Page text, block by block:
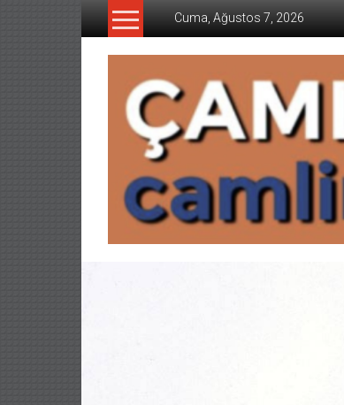
İçeriğe
Cuma, Ağustos 7, 2026
CAMLIMANI
AKADEMI